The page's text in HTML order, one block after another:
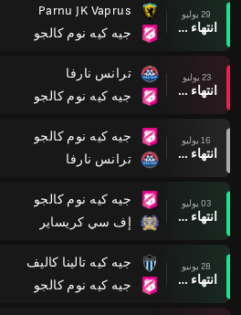
29 يوليو
انتهاء وقت المباراة
Parnu JK Vaprus
جيه كيه نوم كالجو
23 يوليو
انتهاء وقت المباراة
ترانس نارفا
جيه كيه نوم كالجو
16 يوليو
انتهاء وقت المباراة
جيه كيه نوم كالجو
ترانس نارفا
03 يوليو
انتهاء وقت المباراة
جيه كيه نوم كالجو
إف سي كريساير
28 يونيو
انتهاء وقت المباراة
جيه كيه تالينا كاليف
جيه كيه نوم كالجو